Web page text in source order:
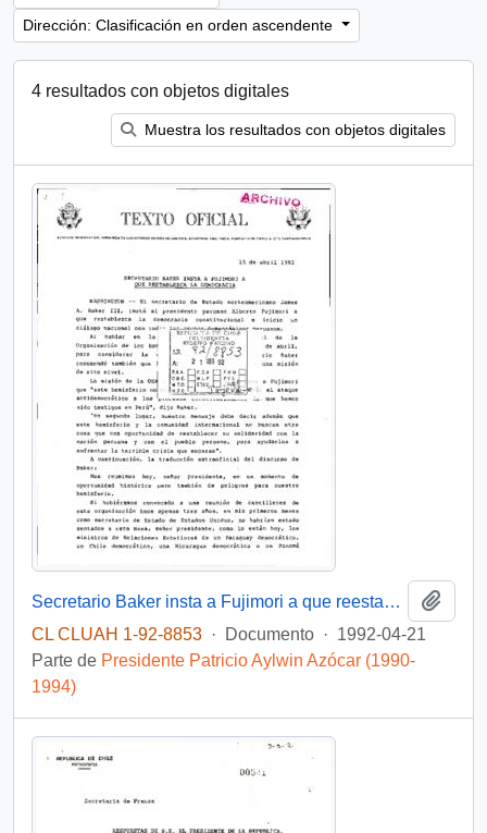
Dirección: Clasificación en orden ascendente
4 resultados con objetos digitales
Muestra los resultados con objetos digitales
Secretario Baker insta a Fujimori a que reestablezca la democracia
CL CLUAH 1-92-8853 · Documento · 1992-04-21
Parte de Presidente Patricio Aylwin Azócar (1990-
1994)